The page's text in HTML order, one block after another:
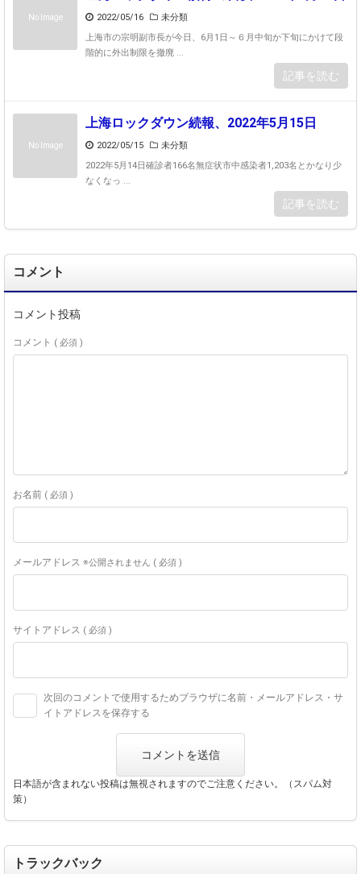
No Image 2022/05/16
未分類
上海市の宗明副市長が今日、6月1日～６月中旬か下旬にかけて段
階的に外出制限を撤廃 ...
記事を読む
No Image
上海ロックダウン続報、2022年5月15日
2022/05/15
未分類
2022年5月14日確診者166名無症状市中感染者1,203名とかなり少
なくなっ ...
記事を読む
コメント
コメント投稿
コメント ( 必須 )
お名前 ( 必須 )
メールアドレス ※公開されません ( 必須 )
サイトアドレス ( 必須 )
次回のコメントで使用するためブラウザに名前・メールアドレス・サ
イトアドレスを保存する
日本語が含まれない投稿は無視されますのでご注意ください。（スパム対
策）
トラックバック